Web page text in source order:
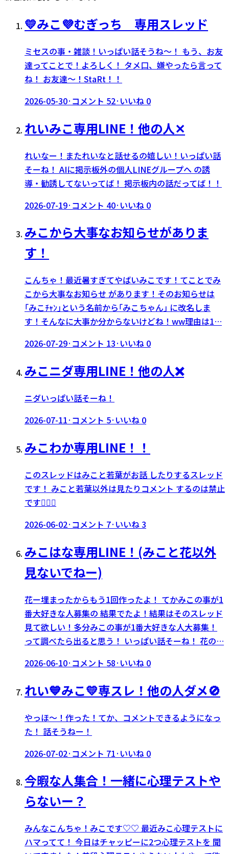
💛みこ💜むぎっち 専用スレッド
ミセスの事・雑談！いっぱい話そうね〜！ もう、お友
達ってことで！よろしく！ タメ口、嫌やったら言って
ね！ お友達〜！StaRt！！
2026-05-30· コメント 52· いいね 0
れいみこ専用LINE！他の人‪✕‬
れいなー！またれいなと話せるの嬉しい！いっぱい話
そーね！ AIに掲示板外の個人LINEグループへ の誘
導・勧誘してないってば！ 掲示板内の話だってば！！
2026-07-19· コメント 40· いいね 0
みこから大事なお知らせがありま
す！
こんちゃ！最近暑すぎてやばいみこです！てことでみ
こから大事なお知らせ があります！そのお知らせは
｢みこﾁｬﾝ｣という名前から｢みこちゃん｣ に改名しま
す！そんなに大事か分からないけどね！ww理由は1…
2026-07-29· コメント 13· いいね 0
みこニダ専用LINE！他の人❌
ニダいっぱい話そーね！
2026-07-11· コメント 5· いいね 0
みこわか専用LINE！！
このスレッドはみこと若葉がお話 したりするスレッド
です！ みこと若葉以外は見たりコメント するのは禁止
です🙅🏻‍♀️
2026-06-02· コメント 7· いいね3
みこはな専用LINE！(みこと花以外
見ないでねー)
花ー埋まったからもう1回作ったよ！ てかみこの事が1
番大好きな人募集の 結果でたよ！結果はそのスレッド
見て欲しい！多分みこの事が1番大好きな人大募集！
って調べたら出ると思う！ いっぱい話そーね！ 花の…
2026-06-10· コメント 58· いいね 0
れい💙みこ💛専スレ！他の人ダメ🚫
やっほ〜！作った！てか、コメントできるようになっ
た！ 話そうねー！
2026-07-02· コメント 71· いいね 0
今暇な人集合！一緒に心理テストや
らないー？
みんなこんちゃ！みこです♡♡ 最近みこ心理テストに
ハマってて！ 今日はチャッピーに2つ心理テストを 聞